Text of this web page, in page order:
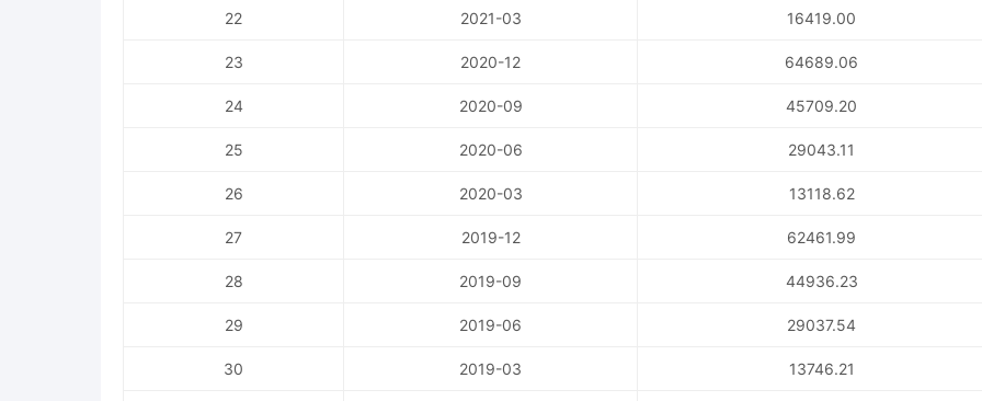
22 2021-03 16419.00
23 2020-12 64689.06
24 2020-09 45709.20
25 2020-06 29043.11
26 2020-03 13118.62
27 2019-12 62461.99
28 2019-09 44936.23
29 2019-06 29037.54
30 2019-03 13746.21